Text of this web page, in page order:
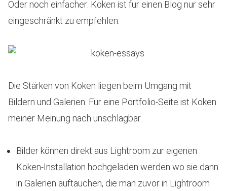
Oder noch einfacher: Koken ist für einen Blog nur sehr
eingeschränkt zu empfehlen.
Die Stärken von Koken liegen beim Umgang mit
Bildern und Galerien. Für eine Portfolio-Seite ist Koken
meiner Meinung nach unschlagbar.
Bilder können direkt aus Lightroom zur eigenen
Koken-Installation hochgeladen werden wo sie dann
in Galerien auftauchen, die man zuvor in Lightroom